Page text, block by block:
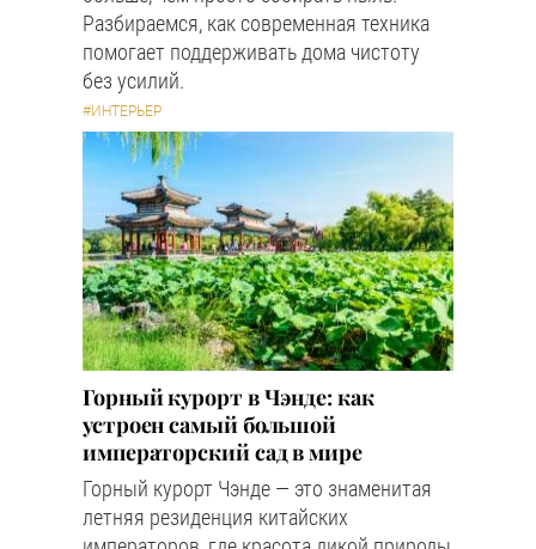
Разбираемся, как современная техника
помогает поддерживать дома чистоту
без усилий.
#ИНТЕРЬЕР
Горный курорт в Чэнде: как
устроен самый большой
императорский сад в мире
Горный курорт Чэнде — это знаменитая
летняя резиденция китайских